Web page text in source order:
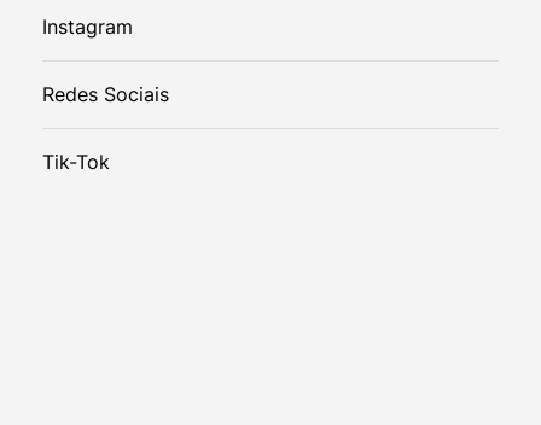
Instagram
Redes Sociais
Tik-Tok